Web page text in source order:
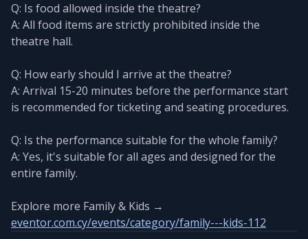
Q: Is food allowed inside the theatre?
A: All food items are strictly prohibited inside the
theatre hall.
Q: How early should I arrive at the theatre?
A: Arrival 15-20 minutes before the performance start
is recommended for ticketing and seating procedures.
Q: Is the performance suitable for the whole family?
A: Yes, it's suitable for all ages and designed for the
entire family.
Explore more Family & Kids →
eventor.com.cy/events/category/family---kids-112